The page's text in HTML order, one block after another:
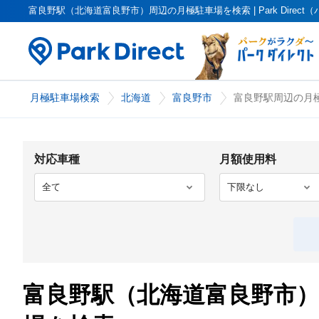
富良野駅（北海道富良野市）周辺の月極駐車場を検索 | Park Direct（
月極駐車場検索 北海道 富良野市 富良野駅周辺の月
対応車種 月額使用料
富良野駅（北海道富良野市